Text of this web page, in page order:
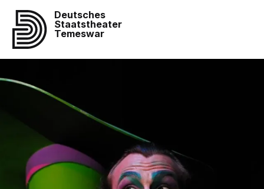
Deutsches
Staatstheater
Temeswar